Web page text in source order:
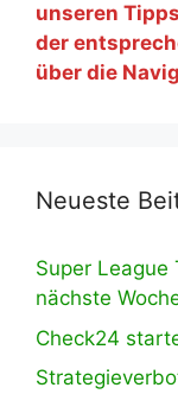
unseren
der
über die
Neueste
Super
nächste
Check24